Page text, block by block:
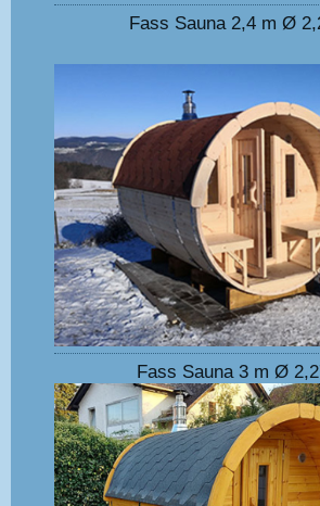
Fass Sauna 2,4 m Ø
Fass Sauna 3 m Ø